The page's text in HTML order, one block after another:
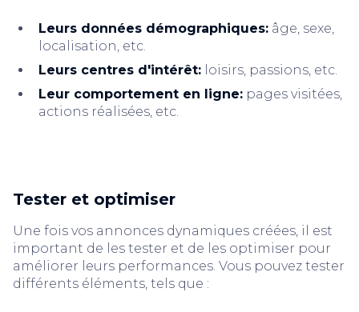
Leurs données démographiques: âge, sexe,
localisation, etc.
Leurs centres d'intérêt: loisirs, passions, etc.
Leur comportement en ligne: pages visitées,
actions réalisées, etc.
Tester et optimiser
Une fois vos annonces dynamiques créées, il est
important de les tester et de les optimiser pour
améliorer leurs performances. Vous pouvez tester
différents éléments, tels que :